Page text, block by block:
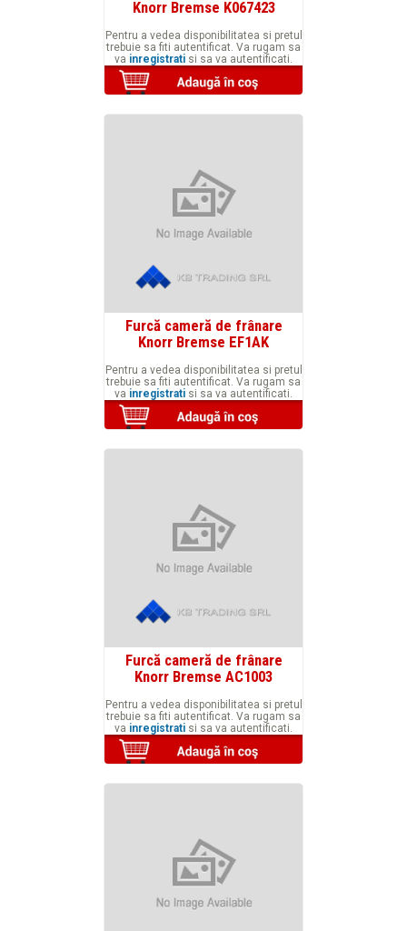
Knorr Bremse K067423
Pentru a vedea disponibilitatea si pretul
trebuie sa fiti autentificat. Va rugam sa
va inregistrati si sa va autentificati.
Furcă cameră de frânare
Knorr Bremse EF1AK
Pentru a vedea disponibilitatea si pretul
trebuie sa fiti autentificat. Va rugam sa
va inregistrati si sa va autentificati.
Furcă cameră de frânare
Knorr Bremse AC1003
Pentru a vedea disponibilitatea si pretul
trebuie sa fiti autentificat. Va rugam sa
va inregistrati si sa va autentificati.